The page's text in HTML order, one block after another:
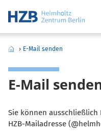
› E-Mail senden
E-Mail
Sie können
HZB-Mailadresse